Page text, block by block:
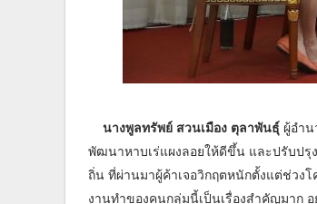
นางพูลทรัพย์ สวนเมือง ตุลาพันธุ์ ผู้อำ
พัฒนาหาบเร่แผงลอยให้ดีขึ้น และปรับปรุ
ถิ่น ที่ผ่านมาผู้ค้าเจอวิกฤตหนักตั้งแต่ช่วง
งานทำของคนกลุ่มนี้เป็นเรื่องสำคัญมาก